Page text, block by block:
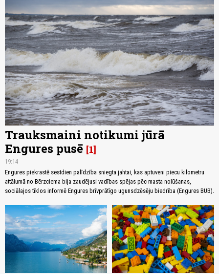
Trauksmaini notikumi jūrā
Engures pusē 1
19:14
Engures piekrastē sestdien palīdzība sniegta jahtai, kas aptuveni piecu kilometru
attālumā no Bērzciema bija zaudējusi vadības spējas pēc masta nolūšanas,
sociālajos tīklos informē Engures brīvprātīgo ugunsdzēsēju biedrība (Engures BUB).